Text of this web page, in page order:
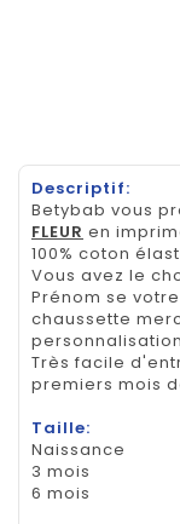
Descriptif:
Betybab vous
FLEUR en
100% coton
Vous avez le
Prénom se
chaussette
Très facile
premiers mois
Taille:
Naissance
3 mois
6 mois